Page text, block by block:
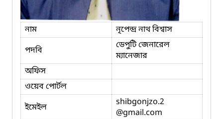
নাম
নৃপেন্দ্র নাথ বিশ্বাস
পদবি
ডেপুটি জেনারেল
ম্যানেজার
অফিস
ওয়েব পোর্টল
ইমেইল
shibgonjzo.2
@gmail.com